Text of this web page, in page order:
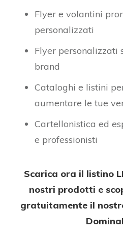
Flyer e volantini
personalizzati
Flyer personalizzati
brand
Cataloghi e listini
aumentare le tue
Cartellonistica ed
e professionisti
Scarica ora il listino
nostri prodotti e
gratuitamente il